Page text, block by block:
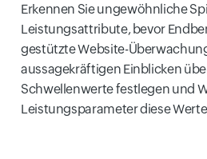
Erkennen Sie ungewöhnliche
Leistungsattribute, bevor
gestützte Website-
aussagekräftigen Einblicken
Schwellenwerte festlegen und
Leistungsparameter diese